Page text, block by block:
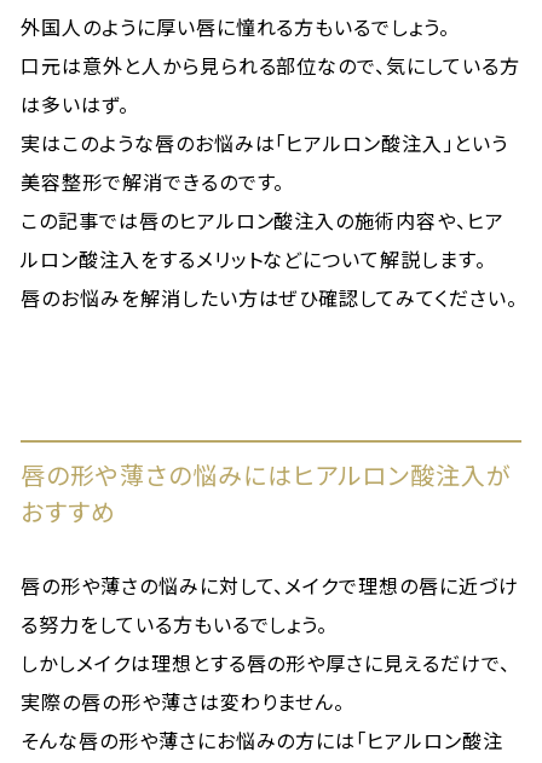
外国人のように厚い唇に憧れる方もいるでしょう。
口元は意外と人から見られる部位なので、気にしている方
は多いはず。
実はこのような唇のお悩みは「ヒアルロン酸注入」という
美容整形で解消できるのです。
この記事では唇のヒアルロン酸注入の施術内容や、ヒア
ルロン酸注入をするメリットなどについて解説します。
唇のお悩みを解消したい方はぜひ確認してみてください。
唇の形や薄さの悩みにはヒアルロン酸注入が
おすすめ
唇の形や薄さの悩みに対して、メイクで理想の唇に近づけ
る努力をしている方もいるでしょう。
しかしメイクは理想とする唇の形や厚さに見えるだけで、
実際の唇の形や薄さは変わりません。
そんな唇の形や薄さにお悩みの方には「ヒアルロン酸注